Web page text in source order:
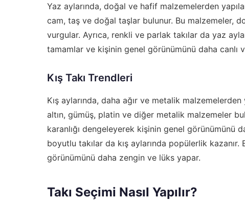
Yaz aylarında, doğal ve hafif malzemelerden
cam, taş ve doğal taşlar bulunur. Bu malzemeler,
vurgular. Ayrıca, renkli ve parlak takılar da yaz
tamamlar ve kişinin genel görünümünü daha canlı
Kış Takı Trendleri
Kış aylarında, daha ağır ve metalik
altın, gümüş, platin ve diğer metalik malzemeler
karanlığı dengeleyerek kişinin genel görünümünü
boyutlu takılar da kış aylarında popülerlik
görünümünü daha zengin ve lüks yapar.
Takı Seçimi Nasıl Yapılır?